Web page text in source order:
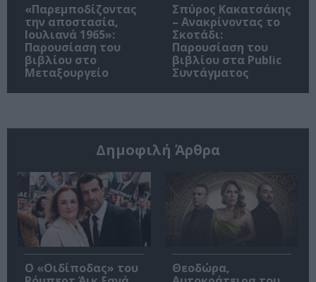
«Παρεμποδίζοντας
την αποστασία,
Ιουλιανά 1965»:
Παρουσίαση του
βιβλίου στο
Μεταξουργείο
Σπύρος Κακατσάκης
– Ανακρίνοντας το
Σκοτάδι:
Παρουσίαση του
βιβλίου στα Public
Συντάγματος
Δημοφιλή Άρθρα
O «Οιδίποδας» του
Θεοδώρα,